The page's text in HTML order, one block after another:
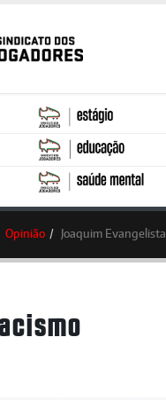
Opinião Joaquim Evangelista